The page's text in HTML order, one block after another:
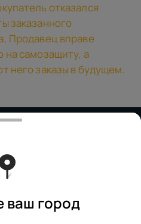
отказался
заказанного
Продавец вправе
на самозащиту, а
него заказы в будущем.
ваш город